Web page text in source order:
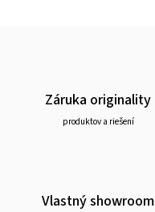
Záruka originality
produktov a riešení
Vlastný showroom